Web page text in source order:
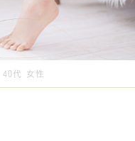
長ブログ
40代 女性